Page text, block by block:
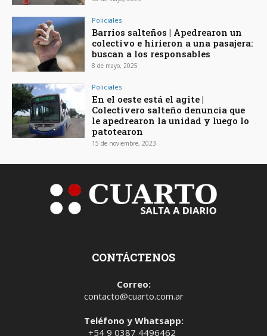
Policiales
Barrios salteños | Apedrearon un
colectivo e hirieron a una pasajera:
buscan a los responsables
8 de mayo, 2025
Policiales
En el oeste está el agite |
Colectivero salteño denuncia que
le apedrearon la unidad y luego lo
patotearon
15 de noviembre, 2023
CONTÁCTENOS
Correo:
contacto@cuarto.com.ar
Teléfono y Whatsapp:
+54 9 0387 4496462